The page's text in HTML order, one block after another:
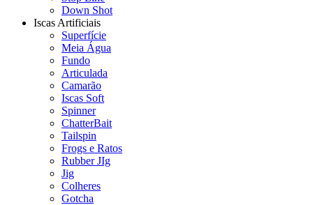
Down Shot
Iscas Artificiais
Superfície
Meia Água
Fundo
Articulada
Camarão
Iscas Soft
Spinner
ChatterBait
Tailspin
Frogs e Ratos
Rubber JIg
Jig
Colheres
Gotcha